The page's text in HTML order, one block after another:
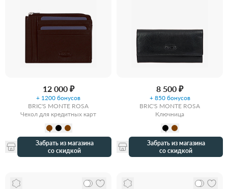
12 000 ₽
+ 1200 бонусов
BRIC'S MONTE ROSA
Чехол для кредитных карт
Забрать из магазина
со скидкой
8 500 ₽
+ 850 бонусов
BRIC'S MONTE ROSA
Ключница
Забрать из магазина
со скидкой